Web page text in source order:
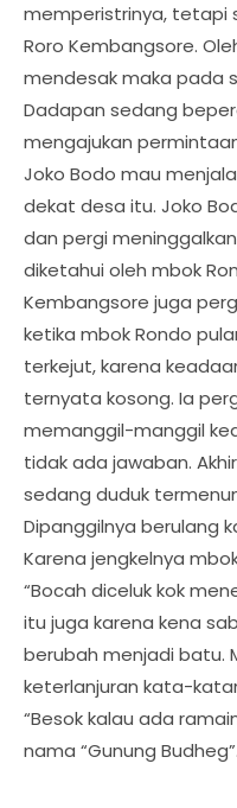
memperistrinya, tetapi
Roro Kembangsore.
mendesak maka pada
Dadapan sedang
mengajukan
Joko Bodo mau
dekat desa itu. Joko
dan pergi
diketahui oleh mbok
Kembangsore juga
ketika mbok Rondo
terkejut, karena
ternyata kosong. Ia
memanggil-manggil
tidak ada jawaban.
sedang duduk
Dipanggilnya berulang
Karena jengkelnya
“Bocah diceluk kok
itu juga karena kena
berubah menjadi batu.
keterlanjuran kata-
“Besok kalau ada
nama “Gunung Budheg”.